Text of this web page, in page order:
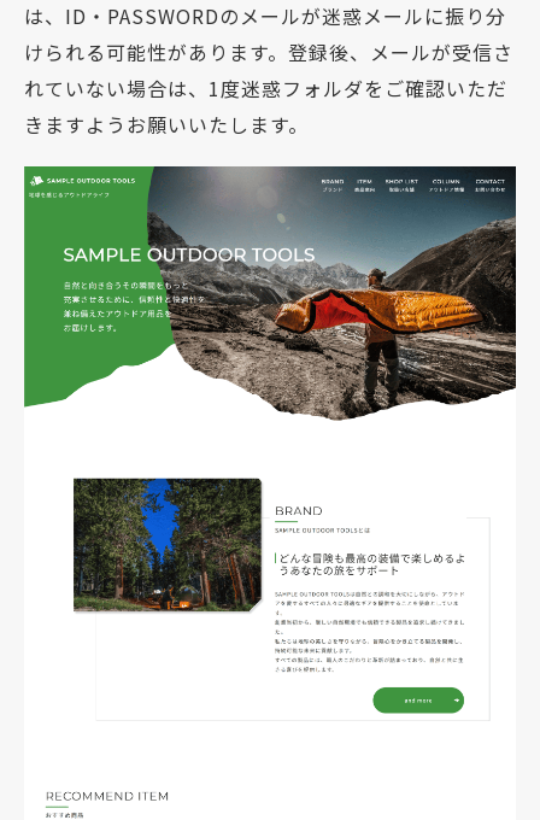
は、ID・PASSWORDのメールが迷惑メールに振り分
けられる可能性があります。登録後、メールが受信さ
れていない場合は、1度迷惑フォルダをご確認いただ
きますようお願いいたします。